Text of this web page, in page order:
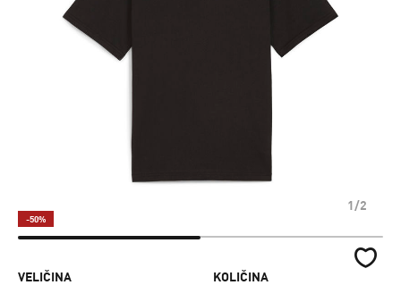
1/2
-50%
VELIČINA KOLIČINA